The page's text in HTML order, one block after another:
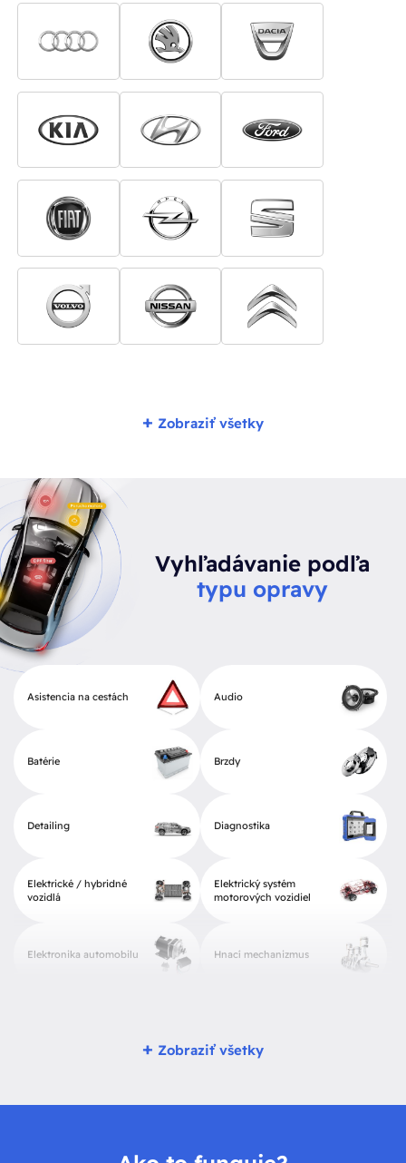
+ Zobraziť všetky
Vyhľadávanie podľa
typu opravy
Asistencia na cestách Audio
Batérie Brzdy
Detailing Diagnostika
Elektrické / hybridné
vozidlá
Elektrický systém
motorových vozidiel
Elektronika automobilu Hnací mechanizmus
+ Zobraziť všetky